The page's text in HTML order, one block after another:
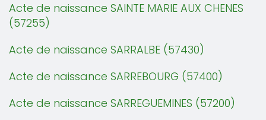
Acte de naissance SAINTE MARIE AUX CHENES
(57255)
Acte de naissance SARRALBE (57430)
Acte de naissance SARREBOURG (57400)
Acte de naissance SARREGUEMINES (57200)